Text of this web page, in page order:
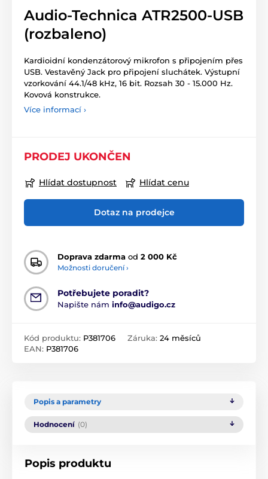
Audio-Technica ATR2500-USB
(rozbaleno)
Kardioidní kondenzátorový mikrofon s připojením přes
USB. Vestavěný Jack pro připojení sluchátek. Výstupní
vzorkování 44.1/48 kHz, 16 bit. Rozsah 30 - 15.000 Hz.
Kovová konstrukce.
Více informací ›
PRODEJ UKONČEN
Hlídat dostupnost Hlídat cenu
Dotaz na prodejce
Doprava zdarma od 2 000 Kč
Možnosti doručení ›
Potřebujete poradit?
Napište nám info@audigo.cz
Kód produktu: P381706
EAN: P381706
Záruka: 24 měsíců
Popis a parametry
Hodnocení (0)
Popis produktu